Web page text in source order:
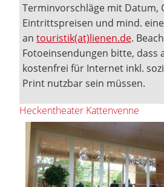
Terminvorschläge mit Datum,
Eintrittspreisen und mind.
an touristik(at)lienen.de.
Fotoeinsendungen bitte, dass
kostenfrei für Internet inkl.
Print nutzbar sein müssen.
Heckentheater Kattenvenne